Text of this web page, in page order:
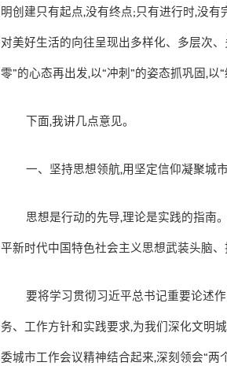
明创建只有起点,没有终点;只有进行时,没有
对美好生活的向往呈现出多样化、多层次
零”的心态再出发,以“冲刺”的姿态抓巩固 ,以“
下面,我讲几点意见。
一、坚持思想领航,用坚定信仰凝聚城
思想是行动的先导,理论是实践的指南
平新时代中国特色社会主义思想武装头脑、
要将学习贯彻习近平总书记重要论述
务、工作方针和实践要求,为我们深化文明
委城市工作会议精神结合起来,深刻领会“两